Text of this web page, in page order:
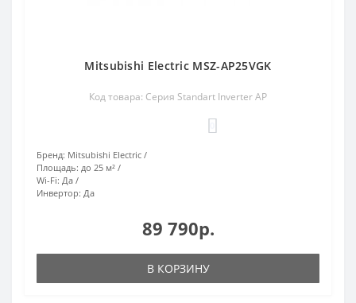
Mitsubishi Electric MSZ-AP25VGK
Код товара: Серия Standart Inverter AP
Бренд: Mitsubishi Electric
Площадь: до 25 м²
Wi-Fi: Да
Инвертор: Да
89 790р.
В КОРЗИНУ